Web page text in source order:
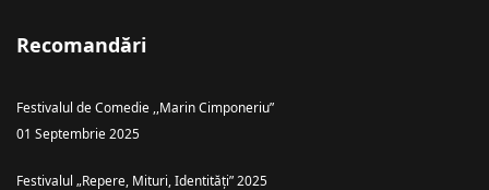
Recomandări
Festivalul de Comedie ,,Marin Cimponeriu”
01 Septembrie 2025
Festivalul „Repere, Mituri, Identități” 2025